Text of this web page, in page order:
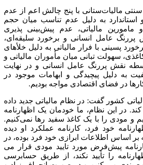
مالیات‌ستانی با پنج چالش اعم از عدم
به دلیل عدم تناسب میان حجم
مامورین مالیاتی، عدم پیش‌بینی پذیری
پررنگ عامل انسانی و برخورد سلیقه‌ای،
پسینی با فرار مالیاتی به دلیل خلأهای
سهولت تبانی میان مأموران مالیاتی و
نقش پررنگ عامل انسانی و در نهایت
به دلیل پیچیدگی و ابهامات موجود در
در فضای اقتصادی مواجه بودیم.
کشور گفت: در نظام مالیاتی جدید داده
در این نظام، ما خودمان یک اظهارنامه
و مودی را با یک کاغذ سفید رها نمی‌کنیم.
خود فرد، کارنامه عملکرد او دیده
بر اساس اطلاعات ابرازی خود فرد بوده، در
پیش‌فرض مورد تایید مودی قرار می
را تأیید نکند، از طریق حسابرسی